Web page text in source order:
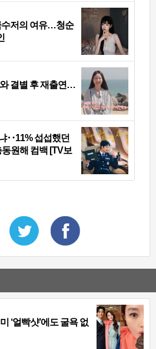
수저의 여유…청순
와 결별 후 재출연…
‥11% 섭섭했던
동원해 컴백 [TV보
‘얼빡샷’에도 굴욕 없